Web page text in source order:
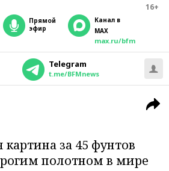
16+
прямой
эфир
Канал в
MAX
max.ru/bfm
Telegram
t.me/BFMnews
картина за 45 фунтов
полотном в мире